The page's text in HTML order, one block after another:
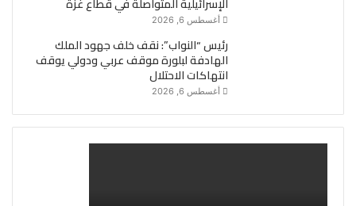
أغسطس 6, 2026
رئيس “النواب”: نقف خلف جهود الملك
الهادفة لبلورة موقف عربي ودولي يوقف
انتهاكات الاحتلال
أغسطس 6, 2026